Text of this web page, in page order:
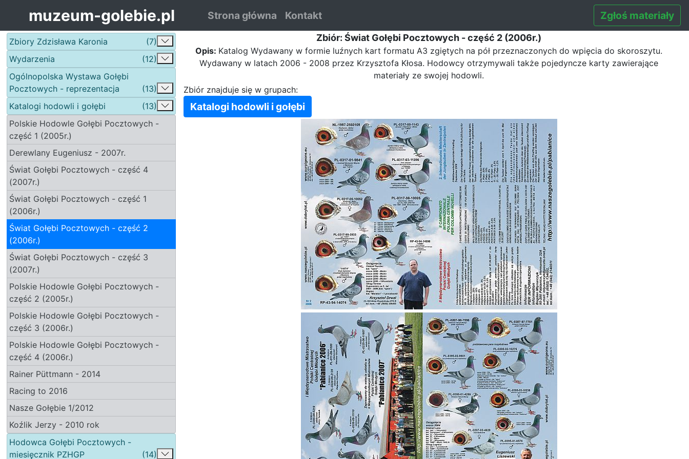
muzeum-golebie.pl Strona główna Kontakt Zgłoś materiały
Zbiory Zdzisława Karonia
(7)
Wydarzenia
(12)
Ogólnopolska Wystawa Gołębi
Pocztowych - reprezentacja
(13)
Katalogi hodowli i gołębi
(13)
Polskie Hodowle Gołębi Pocztowych -
część 1 (2005r.)
Derewlany Eugeniusz - 2007r.
Świat Gołębi Pocztowych - część 4
(2007r.)
Świat Gołębi Pocztowych - część 1
(2006r.)
Świat Gołębi Pocztowych - część 2
(2006r.)
Świat Gołębi Pocztowych - część 3
(2007r.)
Polskie Hodowle Gołębi Pocztowych -
część 2 (2005r.)
Polskie Hodowle Gołębi Pocztowych -
część 3 (2006r.)
Polskie Hodowle Gołębi Pocztowych -
część 4 (2006r.)
Rainer Püttmann - 2014
Racing to 2016
Nasze Gołębie 1/2012
Koźlik Jerzy - 2010 rok
Hodowca Gołębi Pocztowych -
miesięcznik PZHGP
(14)
Zbiór: Świat Gołębi Pocztowych - część 2 (2006r.)
Opis: Katalog Wydawany w formie luźnych kart formatu A3 zgiętych na pół przeznaczonych do wpięcia do skoroszytu.
Wydawany w latach 2006 - 2008 przez Krzysztofa Kłosa. Hodowcy otrzymywali także pojedyncze karty zawierające
materiały ze swojej hodowli.
Zbiór znajduje się w grupach:
Katalogi hodowli i gołębi